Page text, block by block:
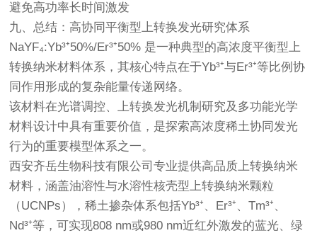
避免高功率长时间激发
九、总结：高协同平衡型上转换发光研究体系
NaYF₄:Yb³⁺50%/Er³⁺50% 是一种典型的高浓度平衡型上
转换纳米材料体系，其核心特点在于Yb³⁺与Er³⁺等比例协
同作用形成的复杂能量传递网络。
该材料在光谱调控、上转换发光机制研究及多功能光学
材料设计中具有重要价值，是探索高浓度稀土协同发光
行为的重要模型体系之一。
西安齐岳生物科技有限公司专业提供高品质上转换纳米
材料，涵盖油溶性与水溶性核壳型上转换纳米颗粒
（UCNPs），稀土掺杂体系包括Yb³⁺、Er³⁺、Tm³⁺、
Nd³⁺等，可实现808 nm或980 nm近红外激发的蓝光、绿